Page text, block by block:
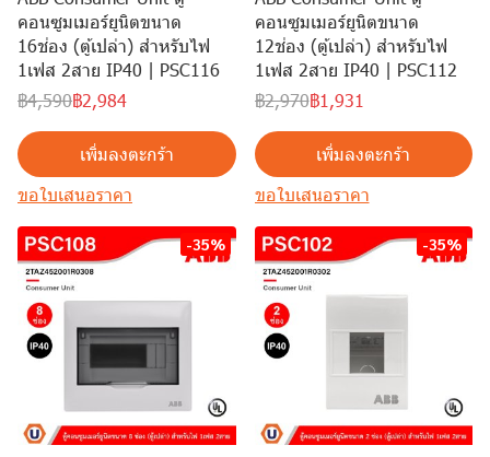
คอนซูมเมอร์ยูนิตขนาด
16ช่อง (ตู้เปล่า) สำหรับไฟ
1เฟส 2สาย IP40 | PSC116
฿4,590฿2,984
เพิ่มลงตะกร้า
ขอใบเสนอราคา
คอนซูมเมอร์ยูนิตขนาด
12ช่อง (ตู้เปล่า) สำหรับไฟ
1เฟส 2สาย IP40 | PSC112
฿2,970฿1,931
เพิ่มลงตะกร้า
ขอใบเสนอราคา
-35% -35%